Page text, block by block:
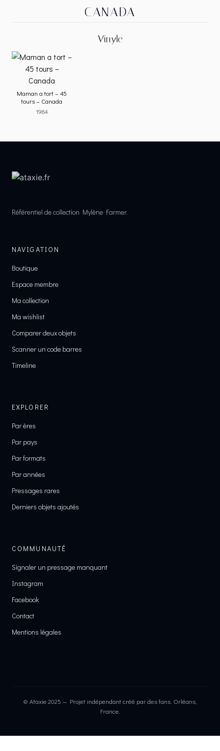
CANADA
Vinyle
Maman a tort – 45
tours – Canada
1984
Référentiel de collection Mylène Farmer.
NAVIGATION
Boutique
Espace membre
Ma collection
Ma wishlist
Comparer deux objets
Scanner un code barres
Timeline
EXPLORER
Par ères
Par pays
Par formats
Par années
Pressages rares
Derniers objets ajoutés
COMMUNAUTÉ
Signaler un pressage manquant
Instagram
Facebook
Contact
Mentions légales
© Ataxie 2025 — Projet indépendant créé par des fans. Orléans,
France.